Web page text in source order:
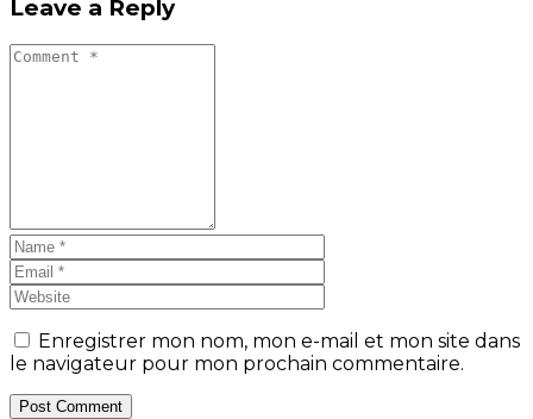
Leave a Reply
Enregistrer mon nom, mon e-mail et mon site dans
le navigateur pour mon prochain commentaire.
Post Comment